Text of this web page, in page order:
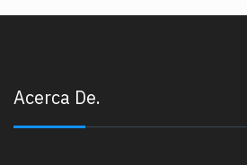
Acerca De.